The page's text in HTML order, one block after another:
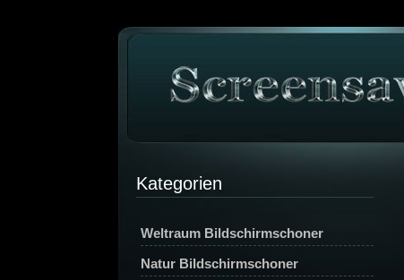
Kategorien
Weltraum Bildschirmschoner
Natur Bildschirmschoner